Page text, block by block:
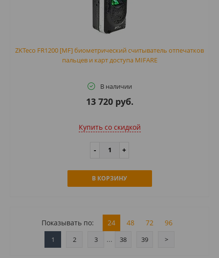
ZKTeco FR1200 [MF] биометрический считыватель отпечатков
пальцев и карт доступа MIFARE
В наличии
13 720 руб.
Купить cо скидкой
В КОРЗИНУ
Показывать по: 24 48 72 96
1 2 3 ... 38 39 >